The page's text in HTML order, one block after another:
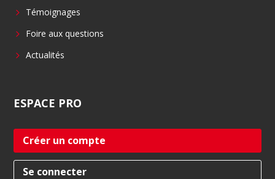
Témoignages
Foire aux questions
Actualités
ESPACE PRO
Créer un compte
Se connecter